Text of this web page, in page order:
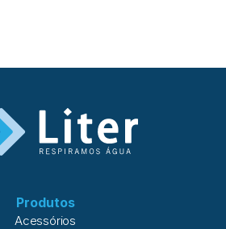
Produtos
Acessórios